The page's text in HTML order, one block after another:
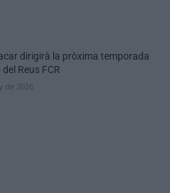
dirigirà la pròxima temporada
del Reus FCR
de 2026